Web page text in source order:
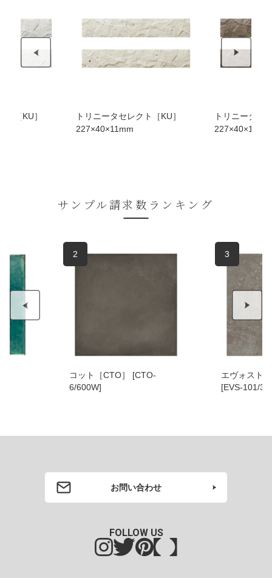
ト［KU］
トリニータセレクト［KU］
227×40×11mm
トリニータセ
227×40×11mm
サンプル請求数ランキング
2
コット［CTO］ [CTO-
6/600W]
3
エヴォスト
[EVS-101/
お問い合わせ
FOLLOW US